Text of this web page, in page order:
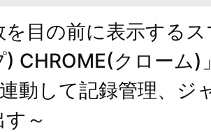
目の前に表示する
) CHROME(クローム)
動して記録管理、ジ
～